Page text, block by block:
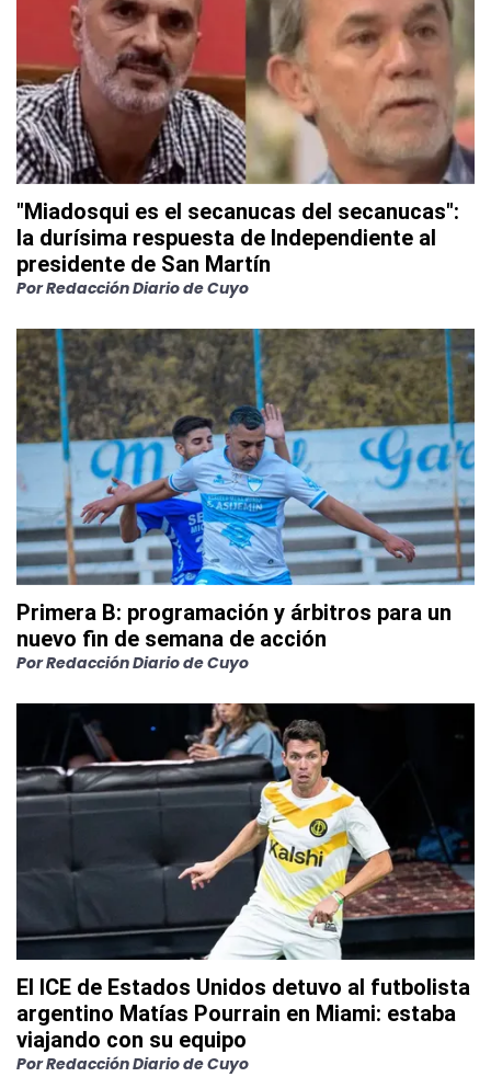
"Miadosqui es el secanucas del secanucas":
la durísima respuesta de Independiente al
presidente de San Martín
PorRedacción Diario de Cuyo
Primera B: programación y árbitros para un
nuevo fin de semana de acción
PorRedacción Diario de Cuyo
El ICE de Estados Unidos detuvo al futbolista
argentino Matías Pourrain en Miami: estaba
viajando con su equipo
PorRedacción Diario de Cuyo